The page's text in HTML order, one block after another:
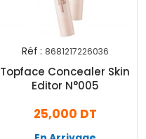
Réf : 8681217226036
Topface Concealer Skin
Editor N°005
25,000 DT